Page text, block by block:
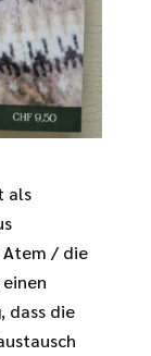
als
Atem / die
dass die